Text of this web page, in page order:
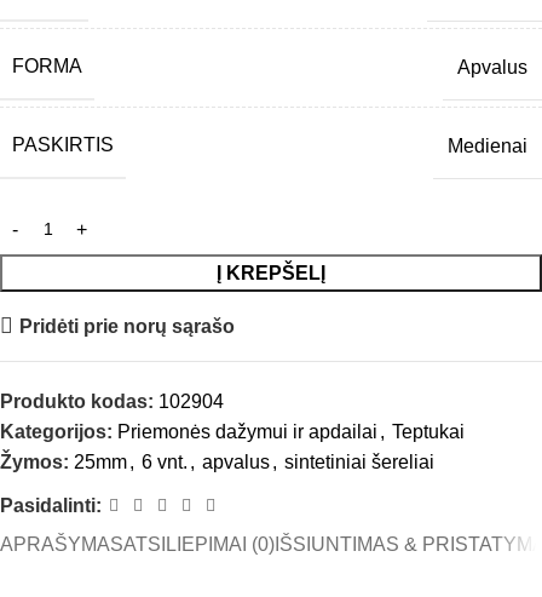
FORMA Apvalus
PASKIRTIS Medienai
Į KREPŠELĮ
Pridėti prie norų sąrašo
Produkto kodas: 102904
Kategorijos: Priemonės dažymui ir apdailai , Teptukai
Žymos: 25mm, 6 vnt. , apvalus, sintetiniai šereliai
Pasidalinti:
APRAŠYMASATSILIEPIMAI (0) IŠSIUNTIMAS &